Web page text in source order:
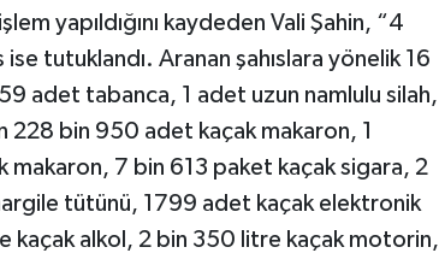
yapıldığını kaydeden Vali Şahin, “4
tutuklandı. Aranan şahıslara yönelik 16
adet tabanca, 1 adet uzun namlulu silah,
bin 950 adet kaçak makaron, 1
7 bin 613 paket kaçak sigara, 2
tütünü, 1799 adet kaçak elektronik
kaçak alkol, 2 bin 350 litre kaçak motorin,